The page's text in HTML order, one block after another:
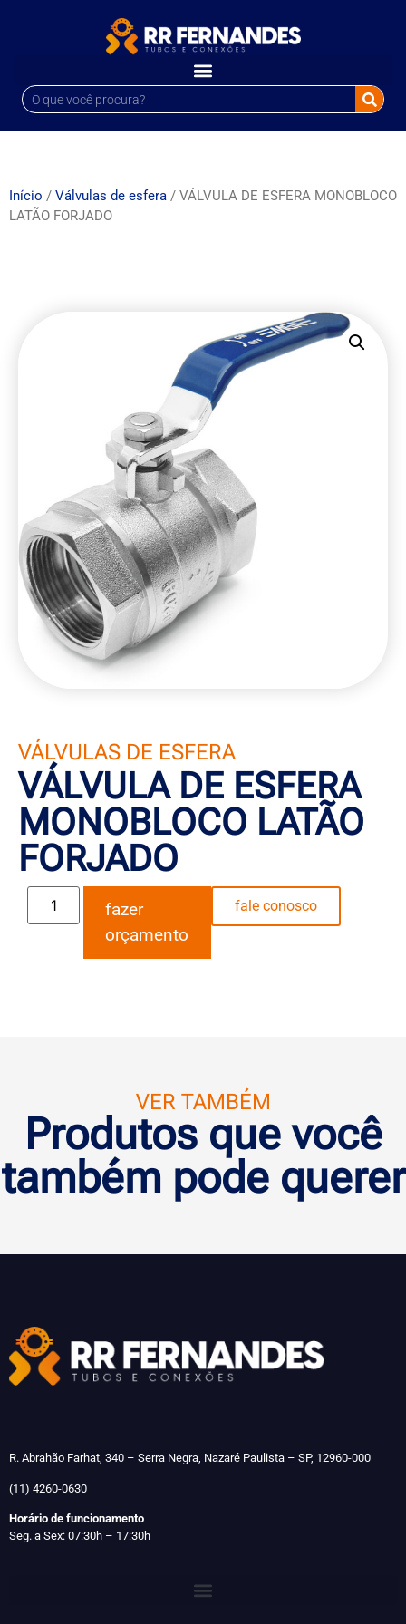
Início / Válvulas de esfera / VÁLVULA DE ESFERA MONOBLOCO
LATÃO FORJADO
VÁLVULAS DE ESFERA
VÁLVULA DE ESFERA
MONOBLOCO LATÃO
FORJADO
fazer
orçamento
fale conosco
VER TAMBÉM
Produtos que você
também pode querer
R. Abrahão Farhat, 340 – Serra Negra, Nazaré Paulista – SP, 12960-000
(11) 4260-0630
Horário de funcionamento
Seg. a Sex: 07:30h – 17:30h